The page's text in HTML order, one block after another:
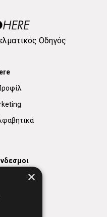
Οδηγός
×